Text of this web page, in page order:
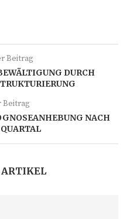
Beitrag
DURCH
Beitrag
NACH